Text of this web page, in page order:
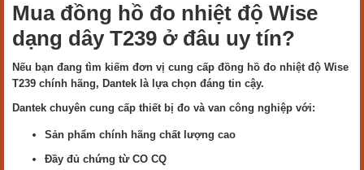
Mua đồng hồ đo nhiệt độ Wise
dạng dây T239 ở đâu uy tín?
Nếu bạn đang tìm kiếm đơn vị cung cấp đồng hồ đo nhiệt độ Wise
T239 chính hãng, Dantek là lựa chọn đáng tin cậy.
Dantek chuyên cung cấp thiết bị đo và van công nghiệp với:
Sản phẩm chính hãng chất lượng cao
Đầy đủ chứng từ CO CQ